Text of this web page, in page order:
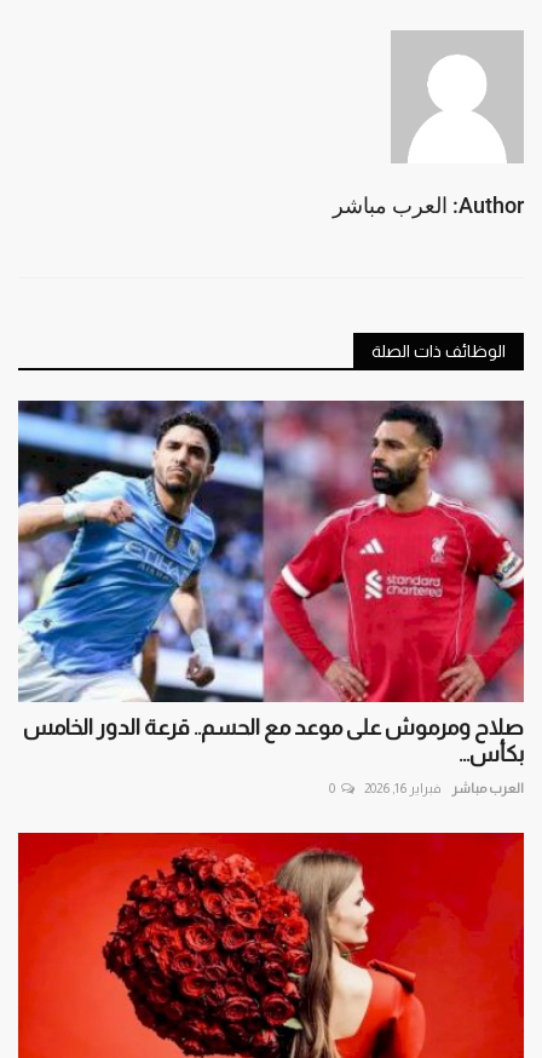
Author: العرب مباشر
الوظائف ذات الصلة
صلاح ومرموش على موعد مع الحسم.. قرعة الدور الخامس
بكأس...
العرب مباشر فبراير 16, 2026 0